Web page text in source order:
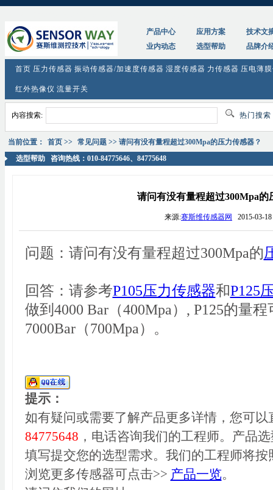
产品中心
应用方案
技术文
业内动态
选型帮助 品牌介
首页 压力传感器 振动传感器/加速度传感器 湿度传感器 力传感器 压电薄
红外热像仪 流量开关
内容搜索: 热门搜索
当前位置： 首页 >> 常见问题 >> 请问有没有量程超过300Mpa的压力传感器？
选型帮助 咨询热线：010-84775646、84775648
请问有没有量程超过300Mpa的
来源:赛斯维传感器网 2015-03-18
问题：请问有没有量程超过300Mpa的
回答：请参考P105压力传感器和P125
做到4000 Bar（400Mpa）, P125的量
7000Bar（700Mpa）。
提示：
如有疑问或需要了解产品更多详情，您可
84775648 ，电话咨询我们的工程师。产品
填写提交您的选型需求。我们的工程师将
浏览更多传感器可点击>> 产品一览。